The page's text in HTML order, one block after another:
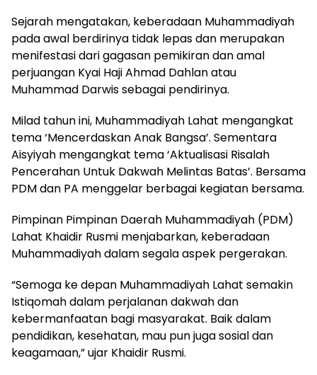
Sejarah mengatakan, keberadaan Muhammadiyah
pada awal berdirinya tidak lepas dan merupakan
menifestasi dari gagasan pemikiran dan amal
perjuangan Kyai Haji Ahmad Dahlan atau
Muhammad Darwis sebagai pendirinya.
Milad tahun ini, Muhammadiyah Lahat mengangkat
tema ‘Mencerdaskan Anak Bangsa’. Sementara
Aisyiyah mengangkat tema ‘Aktualisasi Risalah
Pencerahan Untuk Dakwah Melintas Batas’. Bersama
PDM dan PA menggelar berbagai kegiatan bersama.
Pimpinan Pimpinan Daerah Muhammadiyah (PDM)
Lahat Khaidir Rusmi menjabarkan, keberadaan
Muhammadiyah dalam segala aspek pergerakan.
“Semoga ke depan Muhammadiyah Lahat semakin
Istiqomah dalam perjalanan dakwah dan
kebermanfaatan bagi masyarakat. Baik dalam
pendidikan, kesehatan, mau pun juga sosial dan
keagamaan,” ujar Khaidir Rusmi.